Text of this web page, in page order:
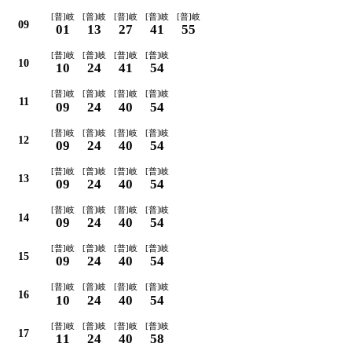
09
[普]岐
01
[普]岐
13
[普]岐
27
[普]岐
41
[普]岐
55
10
[普]岐
10
[普]岐
24
[普]岐
41
[普]岐
54
11
[普]岐
09
[普]岐
24
[普]岐
40
[普]岐
54
12
[普]岐
09
[普]岐
24
[普]岐
40
[普]岐
54
13
[普]岐
09
[普]岐
24
[普]岐
40
[普]岐
54
14
[普]岐
09
[普]岐
24
[普]岐
40
[普]岐
54
15
[普]岐
09
[普]岐
24
[普]岐
40
[普]岐
54
16
[普]岐
10
[普]岐
24
[普]岐
40
[普]岐
54
17
[普]岐
11
[普]岐
24
[普]岐
40
[普]岐
58